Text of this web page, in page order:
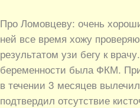
Про Ломовцеву: очень
ней все время хожу
результатом узи бегу к
беременности была ФКМ.
в течении 3 месяцев
подтвердил отсутствие